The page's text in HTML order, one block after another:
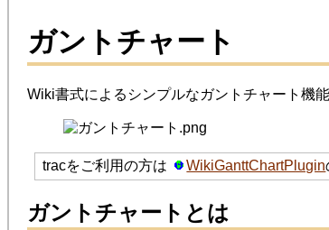
ガントチャート
Wiki書式によるシンプルなガントチャート機
tracをご利用の方は WikiGanttChartPlugin
ガントチャートとは